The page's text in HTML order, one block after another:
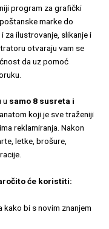
program za grafički
marke do
za ilustrovanje, slikanje i
otvaraju vam se
da uz pomoć
u samo 8 susreta i
koji je sve traženiji
reklamiranja. Nakon
letke, brošure,
će koristiti:
kako bi s novim znanjem